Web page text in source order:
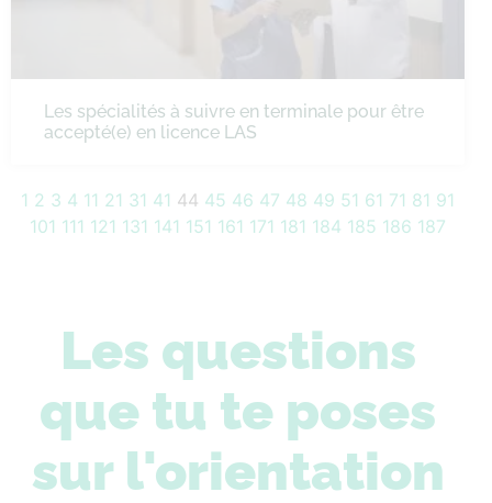
Les spécialités à suivre en terminale pour être
accepté(e) en licence LAS
1 2 3 4 11 21 31 41 44 45 46 47 48 49 51 61 71 81 91
101 111 121 131 141 151 161 171 181 184 185 186 187
Les questions
que tu te poses
sur l'orientation